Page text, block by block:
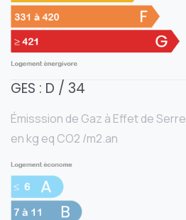
GES : D / 34
Émisssion de Gaz à Effet de Serre
en kg eq CO2 /m2.an